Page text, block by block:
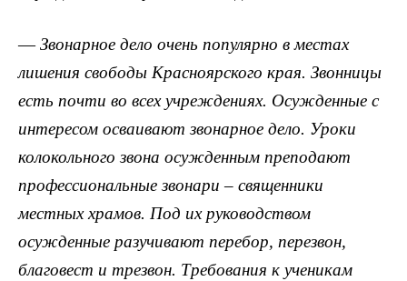
—Звонарное дело очень популярно в местах
лишения свободы Красноярского края. Звонницы
есть почти во всех учреждениях. Осужденные с
интересом осваивают звонарное дело. Уроки
колокольного звона осужденным преподают
профессиональные звонари – священники
местных храмов. Под их руководством
осужденные разучивают перебор, перезвон,
благовест и трезвон. Требования к ученикам